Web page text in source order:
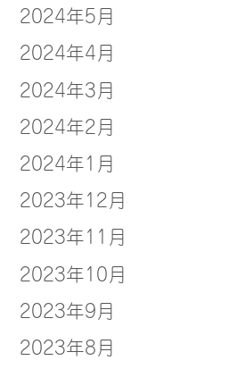
2024年5月
2024年4月
2024年3月
2024年2月
2024年1月
2023年12月
2023年11月
2023年10月
2023年9月
2023年8月